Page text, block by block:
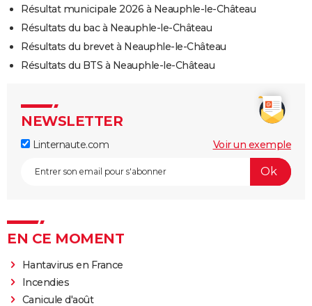
Résultat municipale 2026 à Neauphle-le-Château
Résultats du bac à Neauphle-le-Château
Résultats du brevet à Neauphle-le-Château
Résultats du BTS à Neauphle-le-Château
NEWSLETTER
Linternaute.com Voir un exemple
EN CE MOMENT
Hantavirus en France
Incendies
Canicule d'août